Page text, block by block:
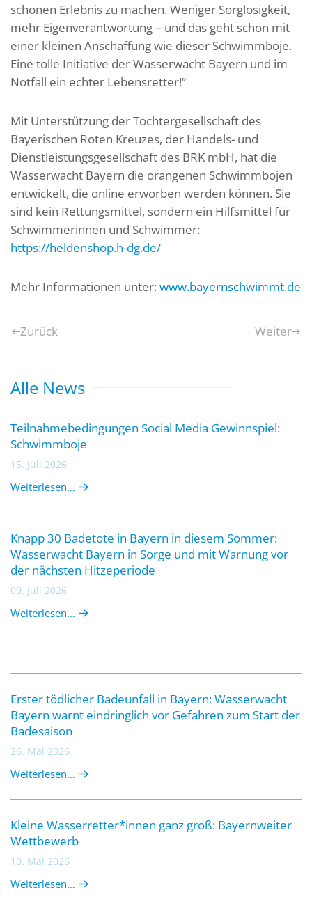
schönen Erlebnis zu machen. Weniger Sorglosigkeit,
mehr Eigenverantwortung – und das geht schon mit
einer kleinen Anschaffung wie dieser Schwimmboje.
Eine tolle Initiative der Wasserwacht Bayern und im
Notfall ein echter Lebensretter!“
Mit Unterstützung der Tochtergesellschaft des
Bayerischen Roten Kreuzes, der Handels- und
Dienstleistungsgesellschaft des BRK mbH, hat die
Wasserwacht Bayern die orangenen Schwimmbojen
entwickelt, die online erworben werden können. Sie
sind kein Rettungsmittel, sondern ein Hilfsmittel für
Schwimmerinnen und Schwimmer:
https://heldenshop.h-dg.de/
Mehr Informationen unter: www.bayernschwimmt.de
Zurück Weiter
Alle News
Teilnahmebedingungen Social Media Gewinnspiel:
Schwimmboje
15. Juli 2026
Weiterlesen…
Knapp 30 Badetote in Bayern in diesem Sommer:
Wasserwacht Bayern in Sorge und mit Warnung vor
der nächsten Hitzeperiode
09. Juli 2026
Weiterlesen…
Erster tödlicher Badeunfall in Bayern: Wasserwacht
Bayern warnt eindringlich vor Gefahren zum Start der
Badesaison
26. Mai 2026
Weiterlesen…
Kleine Wasserretter*innen ganz groß: Bayernweiter
Wettbewerb
10. Mai 2026
Weiterlesen…